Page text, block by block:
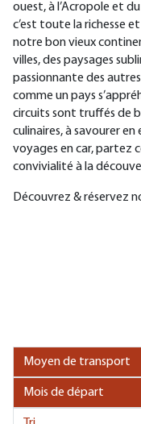
ouest, à l’Acropole et
c’est toute la richesse
notre bon vieux
villes, des paysages
passionnante des
comme un pays
circuits sont truffés de
culinaires, à savourer
voyages en car,
convivialité à la
Découvrez & réservez